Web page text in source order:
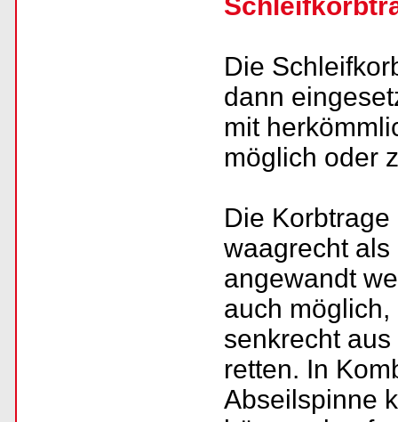
Die
dann
mit
möglich oder
Die
waagrecht
angewandt
auch
senkrecht
retten. In
Abseilspinne